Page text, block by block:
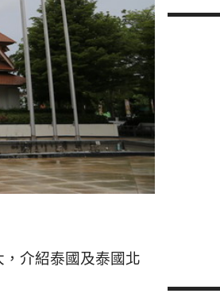
介紹泰國及泰國北